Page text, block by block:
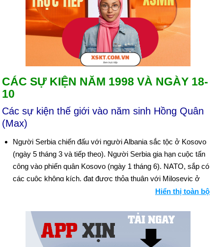
CÁC SỰ KIỆN NĂM 1998 VÀ NGÀY 18-
10
Các sự kiện thế giới vào năm sinh Hồng Quân
(Max)
Người Serbia chiến đấu với người Albania sắc tộc ở Kosovo
(ngày 5 tháng 3 và tiếp theo). Người Serbia gia hạn cuộc tấn
công vào phiến quân Kosovo (ngày 1 tháng 6). NATO, sắp có
các cuộc không kích, đạt được thỏa thuận với Milosevic ở
(ngày 10 tháng 4). Quốc hội Ireland ủng hộ hiệp định hòa bình
(ngày 22 tháng 4). Bối cảnh: Các cuộc đàm phán hòa bình tại
Bắc Ireland
Hiển thị toàn bộ